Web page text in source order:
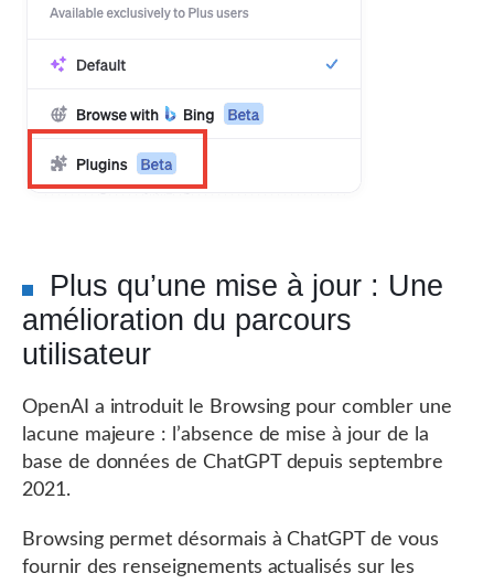
Plus qu’une mise à jour : Une
amélioration du parcours
utilisateur
OpenAI a introduit le Browsing pour combler une
lacune majeure : l’absence de mise à jour de la
base de données de ChatGPT depuis septembre
2021.
Browsing permet désormais à ChatGPT de vous
fournir des renseignements actualisés sur les